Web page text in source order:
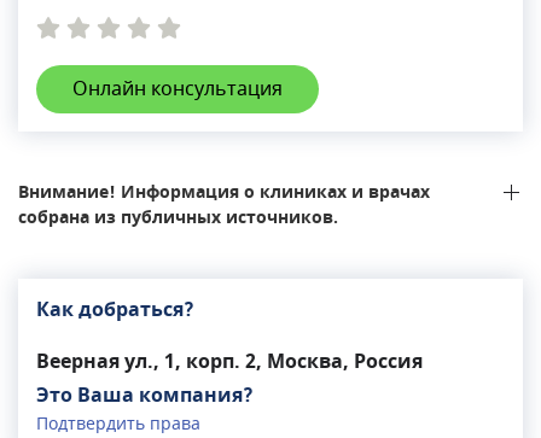
Онлайн консультация
Внимание! Информация о клиниках и врачах
собрана из публичных источников.
Как добраться?
Веерная ул., 1, корп. 2, Москва, Россия
Это Ваша компания?
Подтвердить права